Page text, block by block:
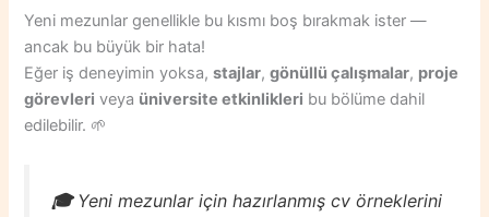
Yeni mezunlar genellikle bu kısmı boş bırakmak ister —
ancak bu büyük bir hata!
Eğer iş deneyimin yoksa,stajlar,gönüllü çalışmalar, proje
görevleri veya üniversite etkinlikleri bu bölüme dahil
edilebilir. 🌱
🎓Yeni mezunlar için hazırlanmış cv örneklerini